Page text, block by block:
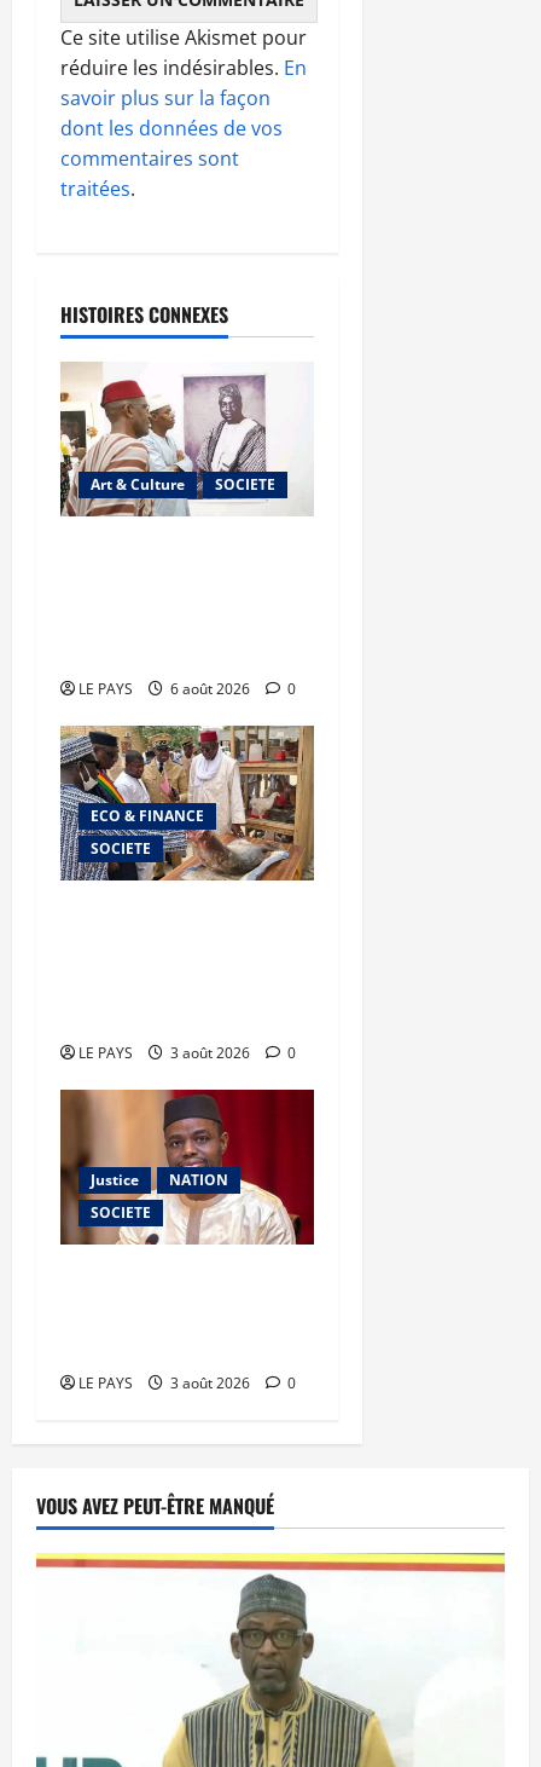
Ce site utilise Akismet pour
réduire les indésirables. En
savoir plus sur la façon
dont les données de vos
commentaires sont
traitées.
HISTOIRES CONNEXES
Art & Culture SOCIETE
LE PAYS 6 août 2026 0
ECO & FINANCE
SOCIETE
LE PAYS 3 août 2026 0
Justice
NATION
SOCIETE
LE PAYS 3 août 2026 0
VOUS AVEZ PEUT-ÊTRE MANQUÉ